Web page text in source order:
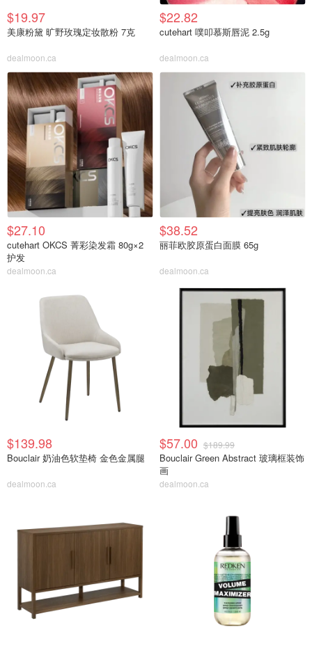
$19.97
美康粉黛 旷野玫瑰定妆散粉 7克
dealmoon.ca
$22.82
cutehart 噗叩慕斯唇泥 2.5g
dealmoon.ca
$27.10
cutehart OKCS 菁彩染发霜 80g×2
护发
dealmoon.ca
$38.52
丽菲欧胶原蛋白面膜 65g
dealmoon.ca
$139.98
Bouclair 奶油色软垫椅 金色金属腿
dealmoon.ca
$57.00 $189.99
Bouclair Green Abstract 玻璃框装饰
画
dealmoon.ca